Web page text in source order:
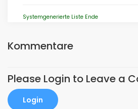
Systemgenerierte Liste Ende
Kommentare
Please Login to Leave a
Login